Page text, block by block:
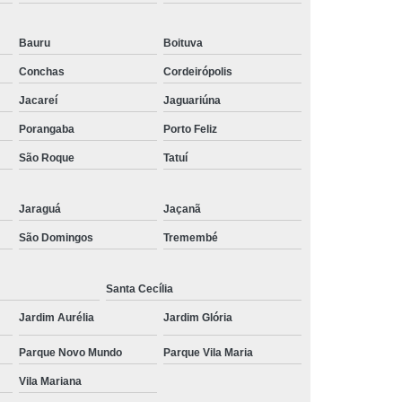
Tratamento para Insônia
Tratamento para Insônia e Ansiedade
Tratamento para Insônia Interior de São Paulo
para Bipolaridade
Bipolar
Tratamento da Bipolaridade
Tratamento para Depressão Bipolar
Tratamento para Transtorno Bipolar
Bipolar Interior de São Paulo
Bipolar São Paulo
Bauru Boituva
Conchas Cordeirópolis
Jacareí Jaguariúna
Porangaba Porto Feliz
São Roque Tatuí
Jaraguá Jaçanã
São Domingos Tremembé
Santa Cecília
Jardim Aurélia Jardim Glória
Parque Novo Mundo Parque Vila Maria
Vila Mariana